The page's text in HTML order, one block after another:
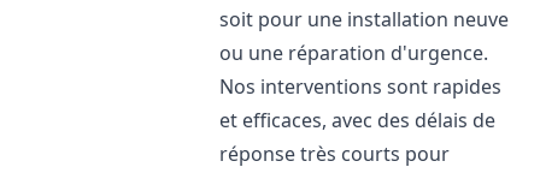
soit pour une installation neuve
ou une réparation d'urgence.
Nos interventions sont rapides
et efficaces, avec des délais de
réponse très courts pour